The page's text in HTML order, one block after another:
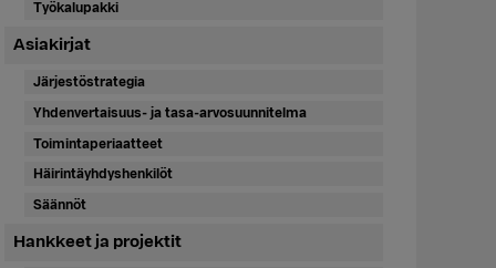
Työkalupakki
Asiakirjat
Järjestöstrategia
Yhdenvertaisuus- ja tasa-arvosuunnitelma
Toimintaperiaatteet
Häirintäyhdyshenkilöt
Säännöt
Hankkeet ja projektit